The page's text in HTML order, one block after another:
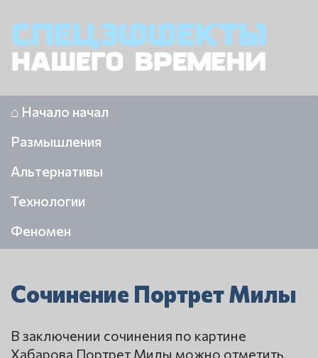
⌂ Начало начал
Размышления
Альтернативы
Технологии
Феномен
Сочинение Портрет Милы
В заключении сочинения по картине
Хабарова Портрет Милы можно отметить,